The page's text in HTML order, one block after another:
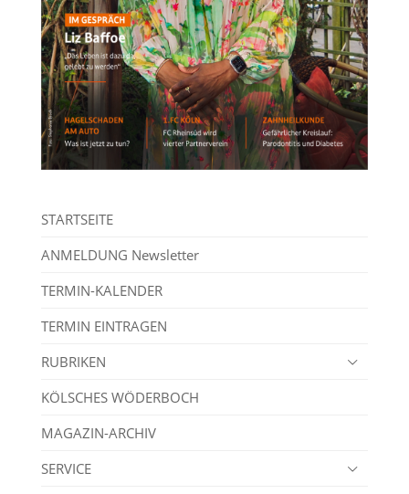
STARTSEITE
ANMELDUNG Newsletter
TERMIN-KALENDER
TERMIN EINTRAGEN
RUBRIKEN
KÖLSCHES WÖDERBOCH
MAGAZIN-ARCHIV
SERVICE